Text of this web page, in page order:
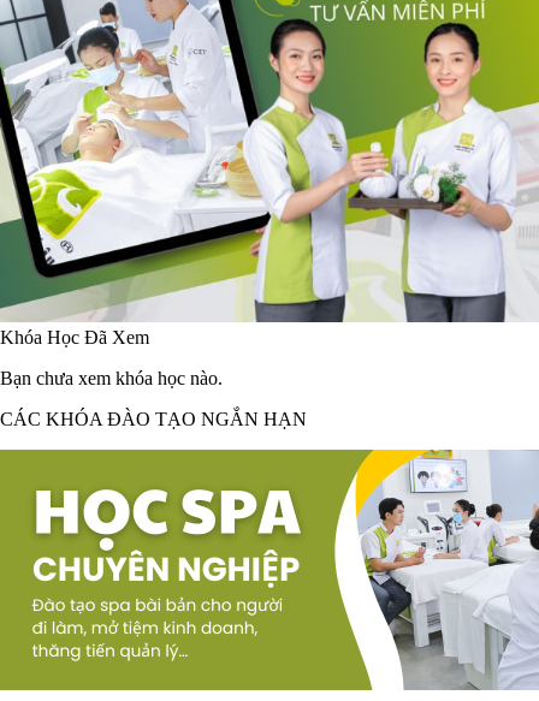
Khóa Học Đã Xem
Bạn chưa xem khóa học nào.
CÁC KHÓA ĐÀO TẠO NGẮN HẠN